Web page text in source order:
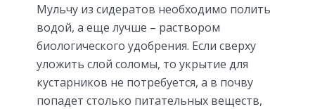
Мульчу из сидератов необходимо полить
водой, а еще лучше – раствором
биологического удобрения. Если сверху
уложить слой соломы, то укрытие для
кустарников не потребуется, а в почву
попадет столько питательных веществ,